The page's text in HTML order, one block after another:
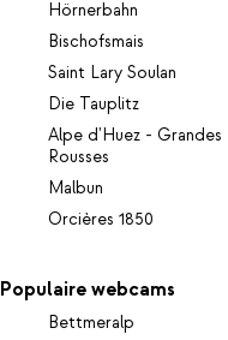
Hörnerbahn
Bischofsmais
Saint Lary Soulan
Die Tauplitz
Alpe d'Huez - Grandes
Rousses
Malbun
Orcières 1850
Populaire webcams
Bettmeralp